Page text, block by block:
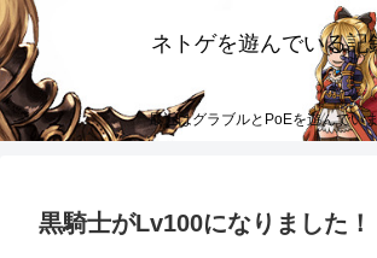
ネトゲを遊んでいる記
最近はグラブルとPoEを遊んでい
黒騎士がLv100になりました！